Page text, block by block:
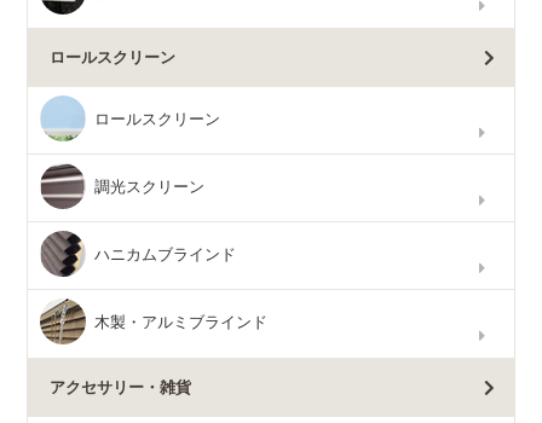
ロールスクリーン
ロールスクリーン
調光スクリーン
ハニカムブラインド
木製・アルミブラインド
アクセサリー・雑貨